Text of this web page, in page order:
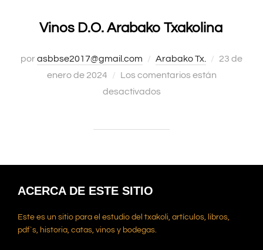
Vinos D.O. Arabako Txakolina
porasbbse2017@gmail.com Arabako Tx.
Publicado
23 de
enero de 2024
Los comentarios están
desactivados
ACERCA DE ESTE SITIO
Este es un sitio para el estudio del txakoli, artículos, libros,
pdf`s, historia, catas, vinos y bodegas.